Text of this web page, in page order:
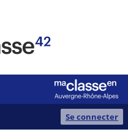
Se connecter